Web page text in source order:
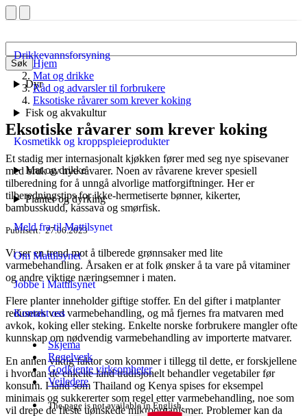
Søk
Drikkevannsforsyning
Dyr
Fisk og akvakultur
Kosmetikk og kroppspleieprodukter
Mat og drikke
Planter og dyrking
Meld fra til Mattilsynet
Om Mattilsynet
Jobbe i Mattilsynet
Kontakt oss
Skjema
Regelverk
Godkjente virksomheter
Veiledere
The page is not available in English.
Hjem
Mat og drikke
Råd og advarsler til forbrukere
Eksotiske råvarer som krever koking
Eksotiske råvarer som krever koking
Et stadig mer internasjonalt kjøkken fører med seg nye spisevaner
med bruk av nye råvarer. Noen av råvarene krever spesiell
tilberedning for å unngå alvorlige matforgiftninger. Her er
tilberedningstips for ikke-hermetiserte bønner, kikerter,
bambusskudd, kassava og smørfisk.
Publisert 27.06.2023
Vi ser en trend mot å tilberede grønnsaker med lite
varmebehandling. Årsaken er at folk ønsker å ta vare på vitaminer
og andre viktige næringsemner i maten.
Flere planter inneholder giftige stoffer. En del gifter i matplanter
reduseres ved varmebehandling, og må fjernes fra matvaren med
avkok, koking eller steking. Enkelte norske forbrukere mangler ofte
kunnskap om nødvendig varmebehandling av importerte matvarer.
En annen viktig faktor som kommer i tillegg til dette, er forskjellene
i hvordan de enkelte land tradisjonelt behandler vegetabiler før
konsum. I land som Thailand og Kenya spises for eksempel
minimais og sukkererter som regel etter varmebehandling, noe som
vil drepe de fleste uønskede mikroorganismer. Problemer kan da